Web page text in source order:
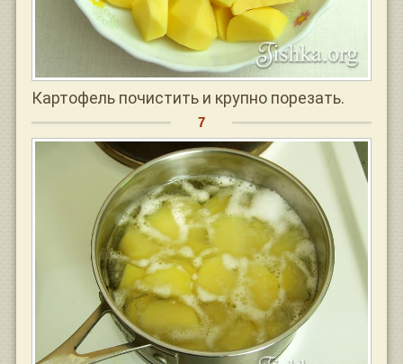
Картофель почистить и крупно порезать.